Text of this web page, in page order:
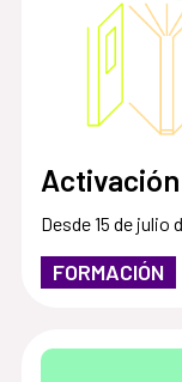
Desde 15 de julio
FORMACIÓN